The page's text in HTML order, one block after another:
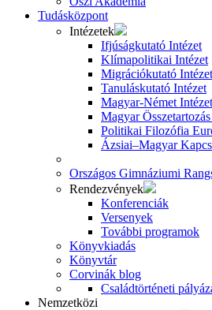
Tudásközpont
Intézetek
Ifjúságkutató Intézet
Klímapolitikai Intézet
Migrációkutató Intézet
Tanuláskutató Intézet
Magyar-Német
Magyar
Politikai Filozófia
Ázsiai–Magyar
Országos Gimnáziumi
Rendezvények
Konferenciák
Versenyek
További programok
Könyvkiadás
Könyvtár
Corvinák blog
Családtörténeti
Nemzetközi